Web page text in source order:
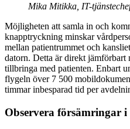
Mika Mitikka, IT-
Möjligheten att samla in och
knapptryckning minskar
mellan patientrummet och
datorn. Detta är direkt jämförbart
tillbringa med patienten. Enbart
flygeln över 7 500
timmar inbesparad tid per
Observera försämringar